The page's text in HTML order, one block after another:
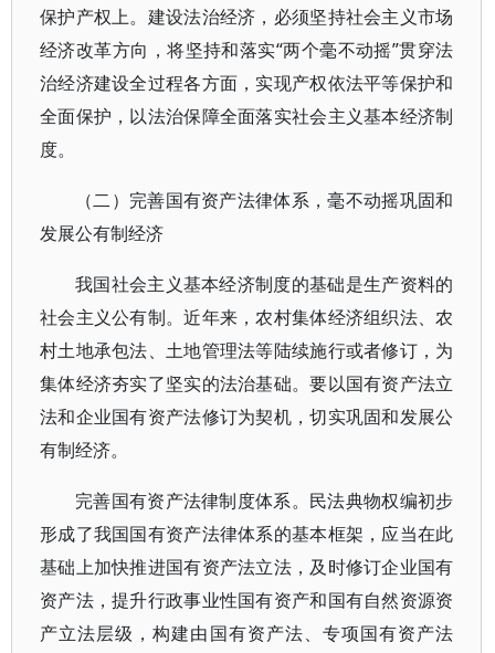
保护产权上。建设法治经济，必须坚持社会主义市场
经济改革方向，将坚持和落实“两个毫不动摇”贯穿法
治经济建设全过程各方面，实现产权依法平等保护和
全面保护，以法治保障全面落实社会主义基本经济制
度。
（二）完善国有资产法律体系，毫不动摇巩固和
发展公有制经济
我国社会主义基本经济制度的基础是生产资料的
社会主义公有制。近年来，农村集体经济组织法、农
村土地承包法、土地管理法等陆续施行或者修订，为
集体经济夯实了坚实的法治基础。要以国有资产法立
法和企业国有资产法修订为契机，切实巩固和发展公
有制经济。
完善国有资产法律制度体系。民法典物权编初步
形成了我国国有资产法律体系的基本框架，应当在此
基础上加快推进国有资产法立法，及时修订企业国有
资产法，提升行政事业性国有资产和国有自然资源资
产立法层级，构建由国有资产法、专项国有资产法